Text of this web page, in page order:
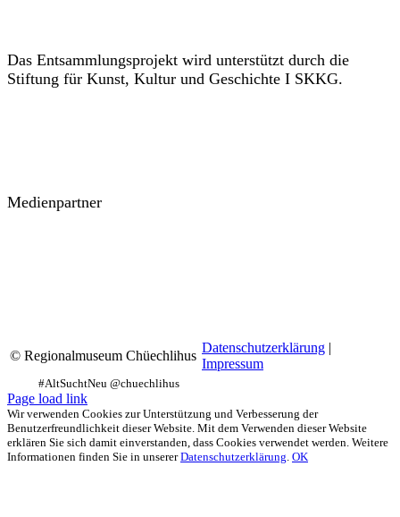
Das Entsammlungsprojekt wird unterstützt durch die
Stiftung für Kunst, Kultur und Geschichte I SKKG.
Medienpartner
© Regionalmuseum Chüechlihus
Datenschutzerklärung |
Impressum
Facebook
Instagram
YouTube
Page load link
Wir verwenden Cookies zur Unterstützung und Verbesserung der
Benutzerfreundlichkeit dieser Website. Mit dem Verwenden dieser Website
erklären Sie sich damit einverstanden, dass Cookies verwendet werden. Weitere
Informationen finden Sie in unsererDatenschutzerklärung OK